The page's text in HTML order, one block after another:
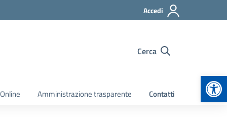
Accedi
Cerca
Amministrazione trasparente Contatti